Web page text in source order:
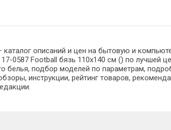
каталог описаний и цен на бытовую и
0587 Football бязь 110х140 см () по лучшей
белья, подбор моделей по параметрам,
инструкции, рейтинг товаров,